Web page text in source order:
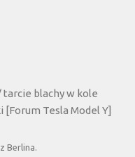
tarcie blachy w kole
[Forum Tesla Model Y]
Berlina.